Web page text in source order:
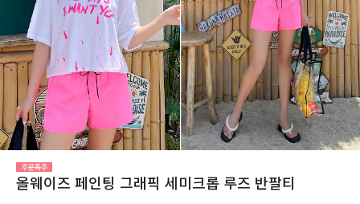
올웨이즈 페인팅 그래픽 세미크롭 루즈 반팔티